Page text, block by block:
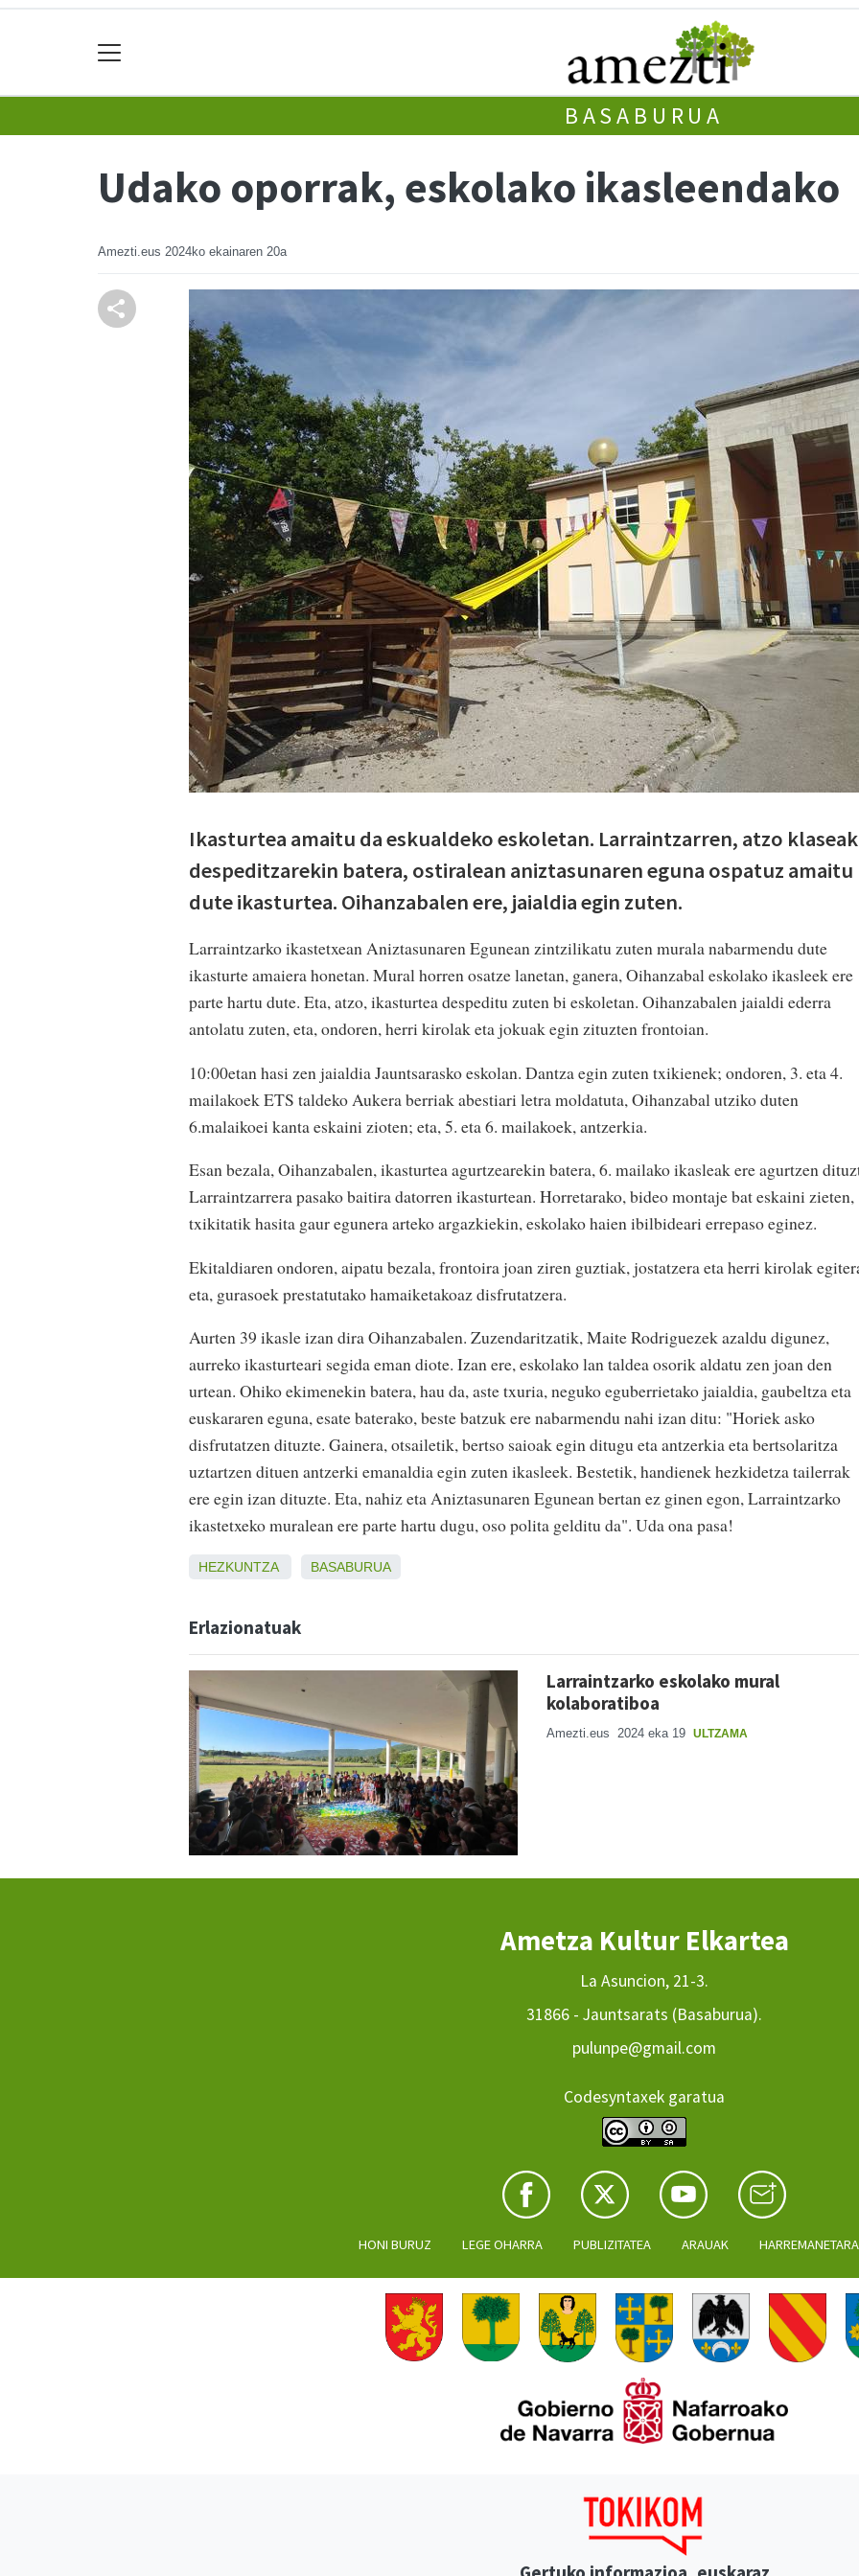
BASABURUA
Udako oporrak, eskolako ikasleendako
Amezti.eus 2024ko ekainaren 20a
Ikasturtea amaitu da eskualdeko eskoletan. Larraintzarren, atzo klaseak
despeditzarekin batera, ostiralean aniztasunaren eguna ospatuz amaitu
dute ikasturtea. Oihanzabalen ere, jaialdia egin zuten.
Larraintzarko ikastetxean Aniztasunaren Egunean zintzilikatu zuten murala nabarmendu dute
ikasturte amaiera honetan. Mural horren osatze lanetan, ganera, Oihanzabal eskolako ikasleek ere
parte hartu dute. Eta, atzo, ikasturtea despeditu zuten bi eskoletan. Oihanzabalen jaialdi ederra
antolatu zuten, eta, ondoren, herri kirolak eta jokuak egin zituzten frontoian.
10:00etan hasi zen jaialdia Jauntsarasko eskolan. Dantza egin zuten txikienek; ondoren, 3. eta 4.
mailakoek ETS taldeko Aukera berriak abestiari letra moldatuta, Oihanzabal utziko duten
6.malaikoei kanta eskaini zioten; eta, 5. eta 6. mailakoek, antzerkia.
Esan bezala, Oihanzabalen, ikasturtea agurtzearekin batera, 6. mailako ikasleak ere agurtzen
Larraintzarrera pasako baitira datorren ikasturtean. Horretarako, bideo montaje bat eskaini zieten,
txikitatik hasita gaur egunera arteko argazkiekin, eskolako haien ibilbideari errepaso eginez.
Ekitaldiaren ondoren, aipatu bezala, frontoira joan ziren guztiak, jostatzera eta herri kirolak
eta, gurasoek prestatutako hamaiketakoaz disfrutatzera.
Aurten 39 ikasle izan dira Oihanzabalen. Zuzendaritzatik, Maite Rodriguezek azaldu digunez,
aurreko ikasturteari segida eman diote. Izan ere, eskolako lan taldea osorik aldatu zen joan den
urtean. Ohiko ekimenekin batera, hau da, aste txuria, neguko eguberrietako jaialdia, gaubeltza eta
euskararen eguna, esate baterako, beste batzuk ere nabarmendu nahi izan ditu: "Horiek asko
disfrutatzen dituzte. Gainera, otsailetik, bertso saioak egin ditugu eta antzerkia eta bertsolaritza
uztartzen dituen antzerki emanaldia egin zuten ikasleek. Bestetik, handienek hezkidetza tailerrak
ere egin izan dituzte. Eta, nahiz eta Aniztasunaren Egunean bertan ez ginen egon, Larraintzarko
ikastetxeko muralean ere parte hartu dugu, oso polita gelditu da". Uda ona pasa!
HEZKUNTZA BASABURUA
Erlazionatuak
Larraintzarko eskolako mural
kolaboratiboa
Amezti.eus 2024 eka 19 ULTZAMA
Ametza Kultur Elkartea
La Asuncion, 21-3.
31866 - Jauntsarats (Basaburua).
pulunpe@gmail.com
Codesyntaxek garatua
HONI BURUZ LEGE OHARRA PUBLIZITATEA ARAUAK